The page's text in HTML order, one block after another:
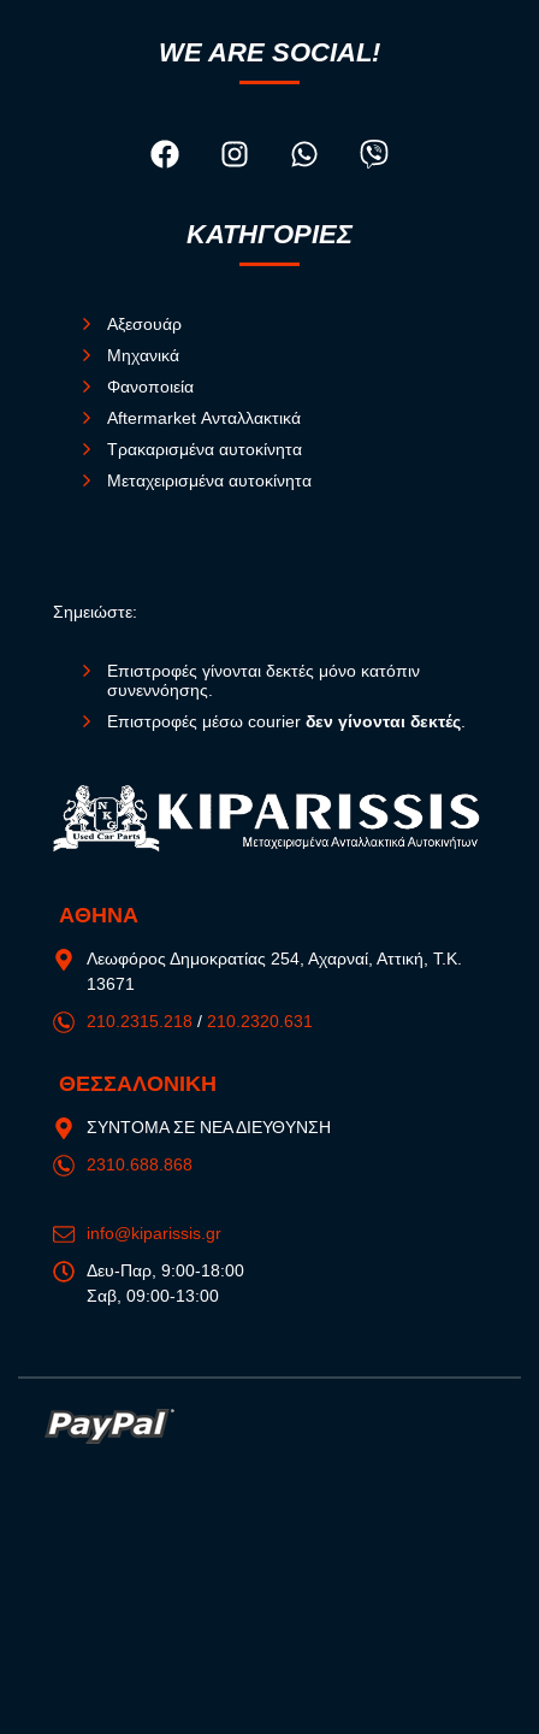
WE ARE SOCIAL!
ΚΑΤΗΓΟΡΙΕΣ
Αξεσουάρ
Μηχανικά
Φανοποιεία
Aftermarket Ανταλλακτικά
Τρακαρισμένα αυτοκίνητα
Μεταχειρισμένα αυτοκίνητα
Σημειώστε:
Επιστροφές γίνονται δεκτές μόνο κατόπιν
συνεννόησης.
Επιστροφές μέσω courier δεν γίνονται δεκτές
ΑΘΗΝΑ
Λεωφόρος Δημοκρατίας 254, Αχαρναί, Αττική, Τ.Κ.
13671
210.2315.218 / 210.2320.631
ΘΕΣΣΑΛΟΝΙΚΗ
ΣΥΝΤΟΜΑ ΣΕ ΝΕΑ ΔΙΕΥΘΥΝΣΗ
2310.688.868
info@kiparissis.gr
Δευ-Παρ, 9:00-18:00
Σαβ, 09:00-13:00